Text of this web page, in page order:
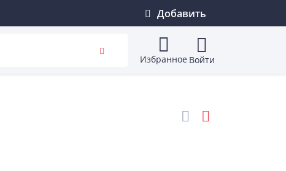
Добавить
Избранное Войти